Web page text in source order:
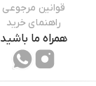
قوانین مرجوعی
راهنمای خرید
همراه ما باشید